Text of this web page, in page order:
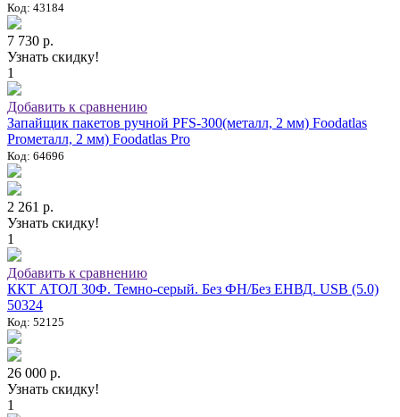
Код: 43184
7 730 р.
Узнать скидку!
1
Добавить к сравнению
Запайщик пакетов ручной PFS-300(металл, 2 мм) Foodatlas
Proметалл, 2 мм) Foodatlas Pro
Код: 64696
2 261 р.
Узнать скидку!
1
Добавить к сравнению
ККТ АТОЛ 30Ф. Темно-серый. Без ФН/Без ЕНВД. USB (5.0)
50324
Код: 52125
26 000 р.
Узнать скидку!
1